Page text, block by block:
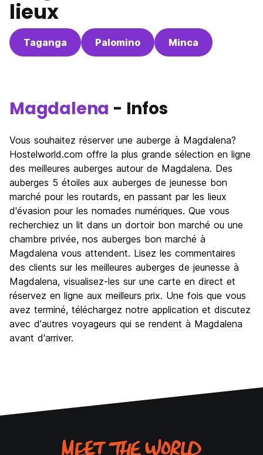
lieux
Taganga Palomino Minca
Magdalena - Infos
Vous souhaitez réserver une auberge à Magdalena?
Hostelworld.com offre la plus grande sélection en ligne
des meilleures auberges autour de Magdalena. Des
auberges 5 étoiles aux auberges de jeunesse bon
marché pour les routards, en passant par les lieux
d'évasion pour les nomades numériques. Que vous
recherchiez un lit dans un dortoir bon marché ou une
chambre privée, nos auberges bon marché à
Magdalena vous attendent. Lisez les commentaires
des clients sur les meilleures auberges de jeunesse à
Magdalena, visualisez-les sur une carte en direct et
réservez en ligne aux meilleurs prix. Une fois que vous
avez terminé, téléchargez notre application et discutez
avec d'autres voyageurs qui se rendent à Magdalena
avant d'arriver.